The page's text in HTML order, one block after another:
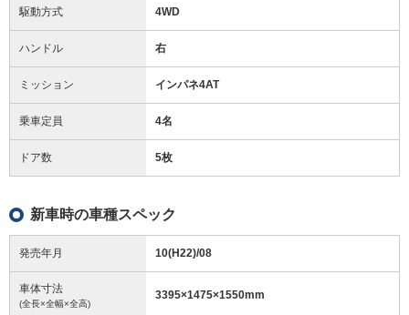
駆動方式 4WD
ハンドル 右
ミッション インパネ4AT
乗車定員 4名
ドア数 5枚
新車時の車種スペック
発売年月 10(H22)/08
車体寸法
(全長×全幅×全高)
3395×1475×1550mm